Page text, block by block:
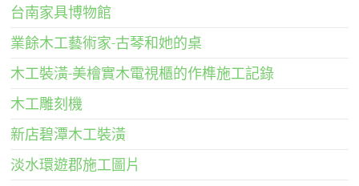
台南家具博物館
業餘木工藝術家-古琴和她的桌
木工裝潢-美檜實木電視櫃的作榫施工記錄
木工雕刻機
新店碧潭木工裝潢
淡水環遊郡施工圖片